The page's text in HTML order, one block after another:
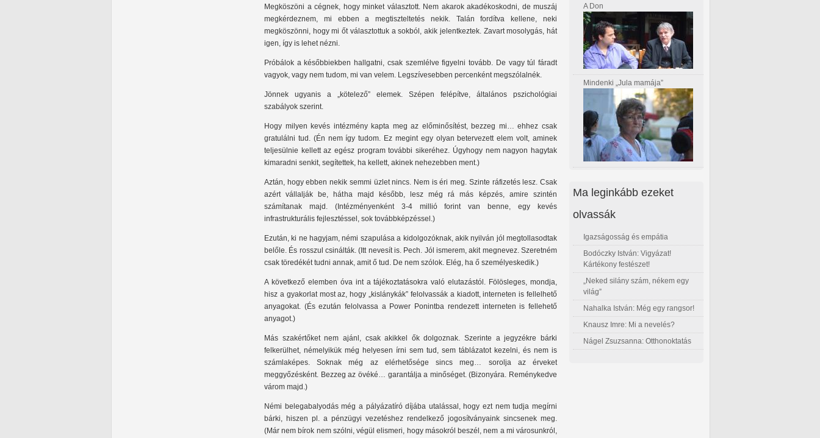
Megköszöni a cégnek, hogy minket választott. Nem akarok akadékoskodni, de muszáj
megkérdeznem, mi ebben a megtiszteltetés nekik. Talán fordítva kellene, neki
megköszönni, hogy mi őt választottuk a sokból, akik jelentkeztek. Zavart mosolygás, hát
igen, így is lehet nézni.
Próbálok a későbbiekben hallgatni, csak szemlélve figyelni tovább. De vagy túl fáradt
vagyok, vagy nem tudom, mi van velem. Legszívesebben percenként megszólalnék.
Jönnek ugyanis a „kötelező” elemek. Szépen felépítve, általános pszichológiai
szabályok szerint.
Hogy milyen kevés intézmény kapta meg az előminősítést, bezzeg mi… ehhez csak
gratulálni tud. (Én nem így tudom. Ez megint egy olyan betervezett elem volt, aminek
teljesülnie kellett az egész program további sikeréhez. Úgyhogy nem nagyon hagytak
kimaradni senkit, segítettek, ha kellett, akinek nehezebben ment.)
Aztán, hogy ebben nekik semmi üzlet nincs. Nem is éri meg. Szinte ráfizetés lesz. Csak
azért vállalják be, hátha majd később, lesz még rá más képzés, amire szintén
számítanak majd. (Intézményenként 3-4 millió forint van benne, egy kevés
infrastrukturális fejlesztéssel, sok továbbképzéssel.)
Ezután, ki ne hagyjam, némi szapulása a kidolgozóknak, akik nyilván jól megtollasodtak
belőle. És rosszul csinálták. (Itt nevesít is. Pech. Jól ismerem, akit megnevez. Szeretném
csak töredékét tudni annak, amit ő tud. De nem szólok. Elég, ha ő személyeskedik.)
A következő elemben óva int a tájékoztatásokra való elutazástól. Fölösleges, mondja,
hisz a gyakorlat most az, hogy „kislánykák” felolvassák a kiadott, interneten is fellelhető
anyagokat. (És ezután felolvassa a Power Ponintba rendezett interneten is fellehető
anyagot.)
Más szakértőket nem ajánl, csak akikkel ők dolgoznak. Szerinte a jegyzékre bárki
felkerülhet, némelyikük még helyesen írni sem tud, sem táblázatot kezelni, és nem is
számlaképes. Soknak még az elérhetősége sincs meg… sorolja az érveket
meggyőzésként. Bezzeg az övéké… garantálja a minőséget. (Bizonyára. Reménykedve
várom majd.)
Némi belegabalyodás még a pályázatíró díjába utalással, hogy ezt nem tudja megírni
bárki, hiszen pl. a pénzügyi vezetéshez rendelkező jogosítványaink sincsenek meg.
(Már nem bírok nem szólni, végül elismeri, hogy másokról beszél, nem a mi városunkról,
A Don
Mindenki „Jula mamája”
Ma leginkább ezeket
olvassák
Igazságosság és empátia
Bodóczky István: Vigyázat!
Kártékony festészet!
„Neked silány szám, nékem egy
világ”
Nahalka István: Még egy rangsor!
Knausz Imre: Mi a nevelés?
Nágel Zsuzsanna: Otthonoktatás